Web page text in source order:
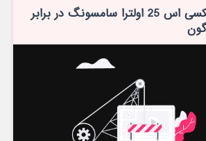
تست مقاومت گلکسی اس 25 اولترا سامسونگ در برابر